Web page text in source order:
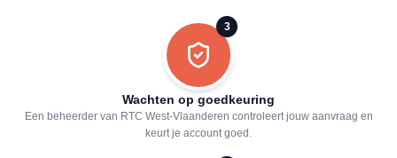
3
Wachten op goedkeuring
Een beheerder van RTC West-Vlaanderen controleert jouw aanvraag en
keurt je account goed.